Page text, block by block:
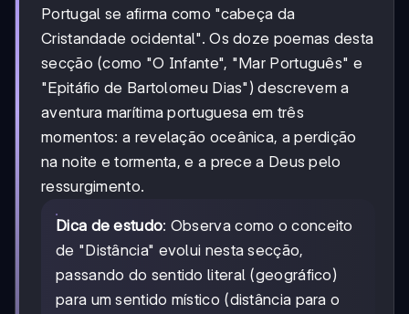
Portugal se afirma como "cabeça da
Cristandade ocidental". Os doze poemas desta
secção (como "O Infante", "Mar Português" e
"Epitáfio de Bartolomeu Dias") descrevem a
aventura marítima portuguesa em três
momentos: a revelação oceânica, a perdição
na noite e tormenta, e a prece a Deus pelo
ressurgimento.
Dica de estudo: Observa como o conceito
de "Distância" evolui nesta secção,
passando do sentido literal (geográfico)
para um sentido místico (distância para o